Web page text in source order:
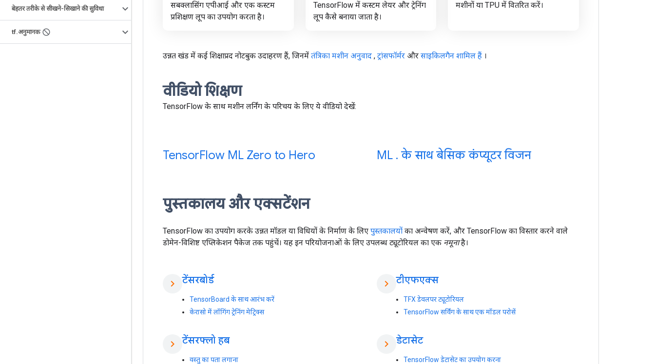
बेहतर तरीके से सीखने-सिखाने की सुविधा
tf.अनुमानक
सबक्लासिंग एपीआई और एक कस्टम
प्रशिक्षण लूप का उपयोग करता है।
TensorFlow में कस्टम लेयर और ट्रेनिंग
लूप कैसे बनाया जाता है।
मशीनों या TPU में वितरित करें।
उन्नत खंड में कई शिक्षाप्रद नोटबुक उदाहरण हैं, जिनमें तंत्रिका मशीन अनुवाद , ट्रांसफॉर्मर और साइकिलगैन शामिल हैं ।
वीडियो शिक्षण
TensorFlow के साथ मशीन लर्निंग के परिचय के लिए ये वीडियो देखें:
TensorFlow ML Zero to Hero ML . के साथ बेसिक कंप्यूटर विजन
पुस्तकालय और एक्सटेंशन
TensorFlow का उपयोग करके उन्नत मॉडल या विधियों के निर्माण के लिए पुस्तकालयों का अन्वेषण करें, और TensorFlow का विस्तार करने वाले
डोमेन-विशिष्ट एप्लिकेशन पैकेज तक पहुंचें। यह इन परियोजनाओं के लिए उपलब्ध ट्यूटोरियल का एक नमूनाहै।
chevron_right टेंसरबोर्ड
TensorBoard के साथ आरंभ करें
केरासो में लॉगिंग ट्रेनिंग मेट्रिक्स
chevron_right टेंसरफ्लो हब
वस्तु का पता लगाना
chevron_right टीएफएक्स
TFX डेवलपर ट्यूटोरियल
TensorFlow सर्विंग के साथ एक मॉडल परोसें
chevron_right डेटासेट
TensorFlow डेटासेट का उपयोग करना